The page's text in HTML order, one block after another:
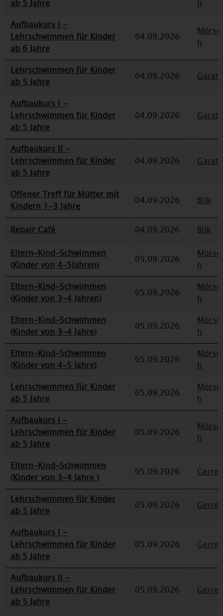
ab 5 Jahre
h
Aufbaukurs I -
Lehrschwimmen für Kinder
ab 6 Jahre
04.09.2026
h
Lehrschwimmen für Kinder
ab 5 Jahre
04.09.2026 Garath
Aufbaukurs I -
Lehrschwimmen für Kinder
ab 5 Jahre
04.09.2026 Garath
Aufbaukurs II -
Lehrschwimmen für Kinder
ab 5 Jahre
04.09.2026 Garath
Offener Treff für Mütter mit
Kindern 1-3 Jahre
04.09.2026 Bilk
Repair Café 04.09.2026
Bilk
Eltern-Kind-Schwimmen
(Kinder von 4-5Jahren)
05.09.2026
h
Eltern-Kind-Schwimmen
(Kinder von 3-4 Jahren)
05.09.2026
h
Eltern-Kind-Schwimmen
(Kinder von 3-4 Jahre)
05.09.2026
h
Eltern-Kind-Schwimmen
(Kinder von 4-5 Jahre)
05.09.2026
h
Lehrschwimmen für Kinder
ab 5 Jahre
05.09.2026
h
Aufbaukurs I -
Lehrschwimmen für Kinder
ab 5 Jahre
05.09.2026
h
Eltern-Kind-Schwimmen
(Kinder von 3-4 Jahre )
05.09.2026
Lehrschwimmen für Kinder
ab 5 Jahre
05.09.2026
Aufbaukurs I -
Lehrschwimmen für Kinder
ab 5 Jahre
05.09.2026
Aufbaukurs II -
Lehrschwimmen für Kinder
ab 5 Jahre
05.09.2026